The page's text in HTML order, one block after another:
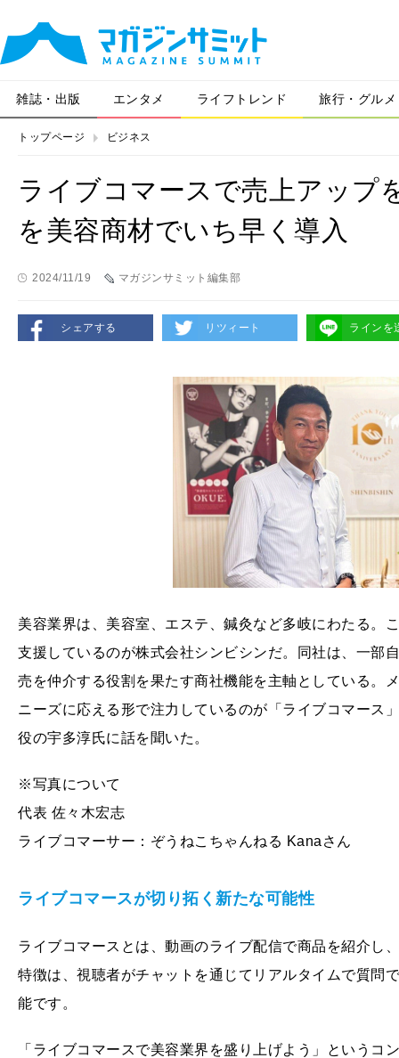
雑誌・出版 エンタメ ライフトレンド 旅行・グルメ
トップページ ビジネス
ライブコマースで売上アップ
を美容商材でいち早く導入
2024/11/19 マガジンサミット編集部
シェアする リツィート ラインを
美容業界は、美容室、エステ、鍼灸など多岐にわたる。
支援しているのが株式会社シンビシンだ。同社は、一部
売を仲介する役割を果たす商社機能を主軸としている。
ニーズに応える形で注力しているのが「ライブコマース
役の宇多淳氏に話を聞いた。
※写真について
代表 佐々木宏志
ライブコマーサー：ぞうねこちゃんねる Kanaさん
ライブコマースが切り拓く新たな可能性
ライブコマースとは、動画のライブ配信で商品を紹介し
特徴は、視聴者がチャットを通じてリアルタイムで質問
能です。
「ライブコマースで美容業界を盛り上げよう」という